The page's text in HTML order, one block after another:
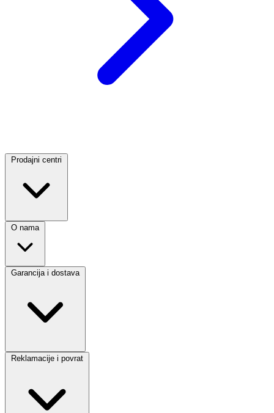
Prodajni centri
O nama
Garancija i dostava
Reklamacije i povrat